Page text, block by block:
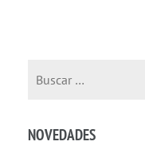
NOVEDADES